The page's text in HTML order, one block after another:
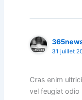
31 juillet
Cras enim
vel feugiat